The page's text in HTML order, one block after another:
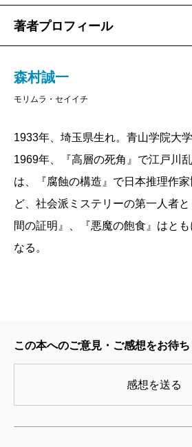
著者プロフィール
森村誠一
モリムラ・セイイチ
1933年、埼玉県生れ。青山学院大
1969年、『高層の死角』で江戸川
は、『腐蝕の構造』で日本推理作
ど、社会派ミステリーの第一人者
間の証明』、『悪魔の飽食』はと
なる。
この本へのご意見・ご感想をお待ち
感想を送る